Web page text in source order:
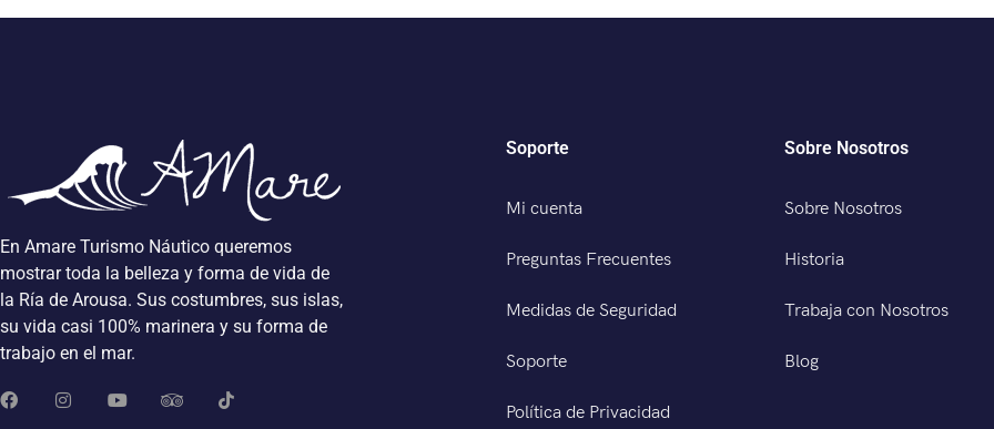
En Amare Turismo Náutico queremos
mostrar toda la belleza y forma de vida de
la Ría de Arousa. Sus costumbres, sus islas,
su vida casi 100% marinera y su forma de
trabajo en el mar.
Soporte
Mi cuenta
Preguntas Frecuentes
Medidas de Seguridad
Soporte
Política de Privacidad
Sobre Nosotros
Sobre Nosotros
Historia
Trabaja con Nosotros
Blog